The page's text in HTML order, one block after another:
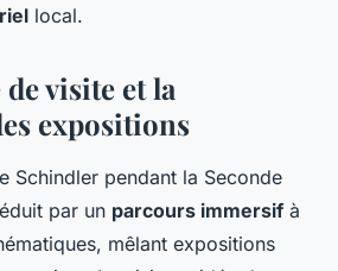
local.
de visite et la
expositions
Schindler pendant la Seconde
par un parcours immersif à
mêlant expositions